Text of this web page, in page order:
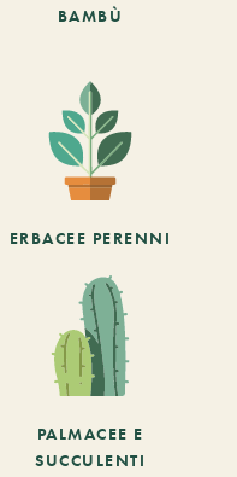
BAMBÙ
ERBACEE PERENNI
PALMACEE E
SUCCULENTI